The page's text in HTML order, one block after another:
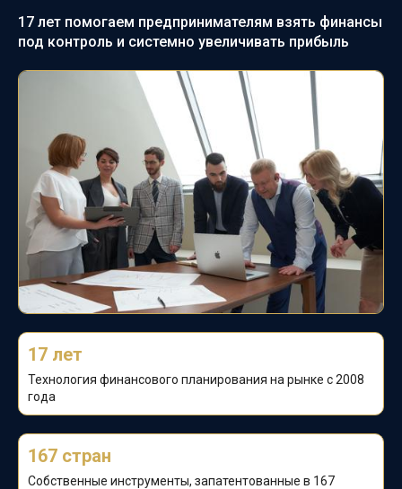
17 лет помогаем предпринимателям взять финансы
под контроль и системно увеличивать прибыль
17 лет
Технология финансового планирования на рынке с 2008
года
167 стран
Собственные инструменты, запатентованные в 167